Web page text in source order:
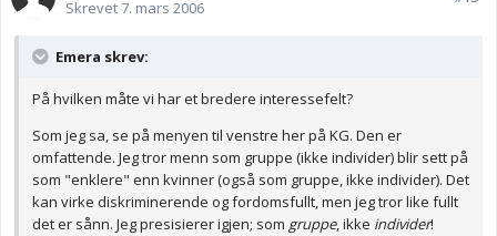
Skrevet7. mars 2006
Emera skrev:
På hvilken måte vi har et bredere interessefelt?
Som jeg sa, se på menyen til venstre her på KG. Den er
omfattende. Jeg tror menn som gruppe (ikke individer) blir sett på
som "enklere" enn kvinner (også som gruppe, ikke individer). Det
kan virke diskriminerende og fordomsfullt, men jeg tror like fullt
det er sånn. Jeg presisierer igjen; som gruppe, ikke individer!